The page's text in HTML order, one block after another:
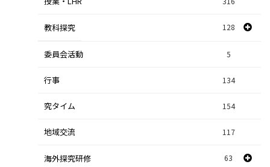
教科探究 128
スポーツ探究 1
課題研究 84
自然探究 2
数学探究 2
社会探究 23
委員会活動 5
行事 134
究タイム 154
地域交流 117
海外探究研修 63